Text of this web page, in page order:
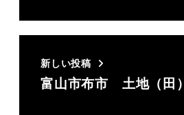
新しい投稿
富山市布市 土地（田）